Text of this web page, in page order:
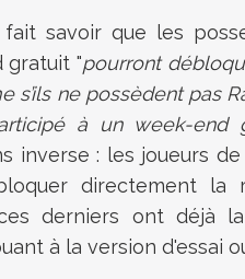
savoir que les
gratuit "pourront
s’ils ne possèdent pas
à un week-end
inverse : les joueurs
directement la
derniers ont déjà
à la version d'essai